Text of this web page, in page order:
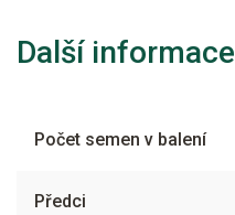
Další informace
Počet semen v balení
Předci